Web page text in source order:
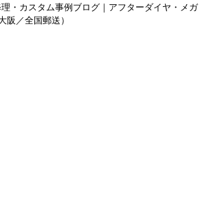
・カスタム事例ブログ｜アフターダイヤ・メガ
阪／全国郵送）